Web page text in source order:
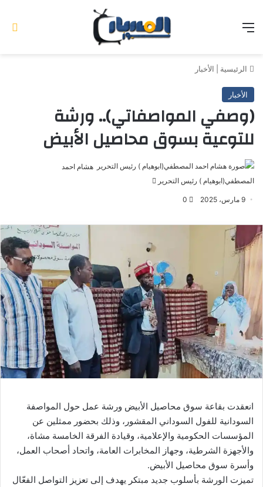
الرئيسية الأخبار
الأخبار
(وصفي المواصفاتي).. ورشة
للتوعية بسوق محاصيل الأبيض
هشام احمد
المصطفي(ابوهيام ) رئيس التحرير
9 مارس، 2025 0
انعقدت بقاعة سوق محاصيل الأبيض ورشة عمل حول المواصفة
السودانية للفول السوداني المقشور، وذلك بحضور ممثلين عن
المؤسسات الحكومية والإعلامية، وقيادة الفرقة الخامسة مشاة،
والأجهزة الشرطية، وجهاز المخابرات العامة، واتحاد أصحاب العمل،
وأسرة سوق محاصيل الأبيض.
تميزت الورشة بأسلوب جديد مبتكر يهدف إلى تعزيز التواصل الفعّال